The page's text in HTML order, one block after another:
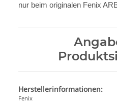
nur beim originalen Fenix
Herstellerinformationen:
Fenix